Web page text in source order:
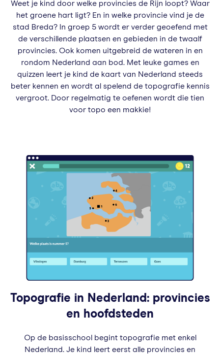
Weet je kind door welke provincies de Rijn loopt? Waar
het groene hart ligt? En in welke provincie vind je de
stad Breda? In groep 5 wordt er verder geoefend met
de verschillende plaatsen en gebieden in de twaalf
provincies. Ook komen uitgebreid de wateren in en
rondom Nederland aan bod. Met leuke games en
quizzen leert je kind de kaart van Nederland steeds
beter kennen en wordt al spelend de topografie kennis
vergroot. Door regelmatig te oefenen wordt die tien
voor topo een makkie!
Topografie in Nederland: provincies
en hoofdsteden
Op de basisschool begint topografie met enkel
Nederland. Je kind leert eerst alle provincies en